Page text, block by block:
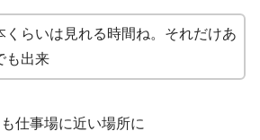
くらいは見れる時間ね。それだけあ
も出来
仕事場に近い場所に